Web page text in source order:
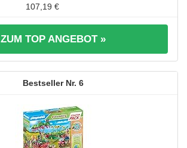
107,19 €
ZUM TOP ANGEBOT »
6